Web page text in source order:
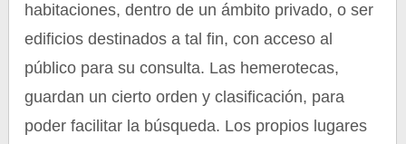
habitaciones, dentro de un ámbito privado, o ser
edificios destinados a tal fin, con acceso al
público para su consulta. Las hemerotecas,
guardan un cierto orden y clasificación, para
poder facilitar la búsqueda. Los propios lugares